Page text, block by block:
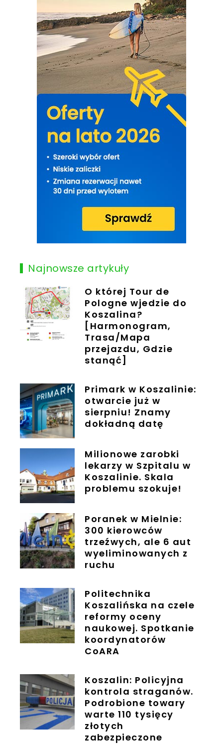
Najnowsze artykuły
O której Tour de
Pologne wjedzie do
Koszalina?
[Harmonogram,
Trasa/Mapa
przejazdu, Gdzie
stanąć]
Primark w Koszalinie:
otwarcie już w
sierpniu! Znamy
dokładną datę
Milionowe zarobki
lekarzy w Szpitalu w
Koszalinie. Skala
problemu szokuje!
Poranek w Mielnie:
300 kierowców
trzeźwych, ale 6 aut
wyeliminowanych z
ruchu
Politechnika
Koszalińska na czele
reformy oceny
naukowej. Spotkanie
koordynatorów
CoARA
Koszalin: Policyjna
kontrola straganów.
Podrobione towary
warte 110 tysięcy
złotych
zabezpieczone